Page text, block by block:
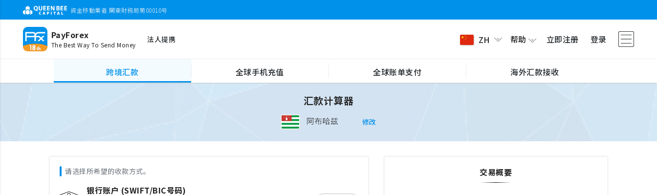
資金移動業者 関東財務局第00010号
PayForex
The Best Way To Send Money
法人提携 ZH 帮助 立即注册 登录
跨境汇款 全球手机充值 全球账单支付 海外汇款接收
汇款计算器
阿布哈兹 修改
请选择所希望的收款方式。
银行账户 (SWIFT/BIC号码)
交易概要